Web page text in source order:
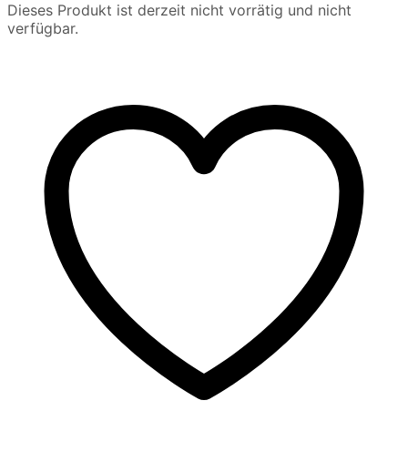
Dieses Produkt ist derzeit nicht vorrätig und nicht
verfügbar.